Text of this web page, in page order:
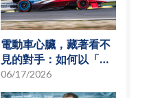
電動車心臟，藏著看不
見的對手：如何以「物
理模型化」破解損耗難
題？
06/17/2026